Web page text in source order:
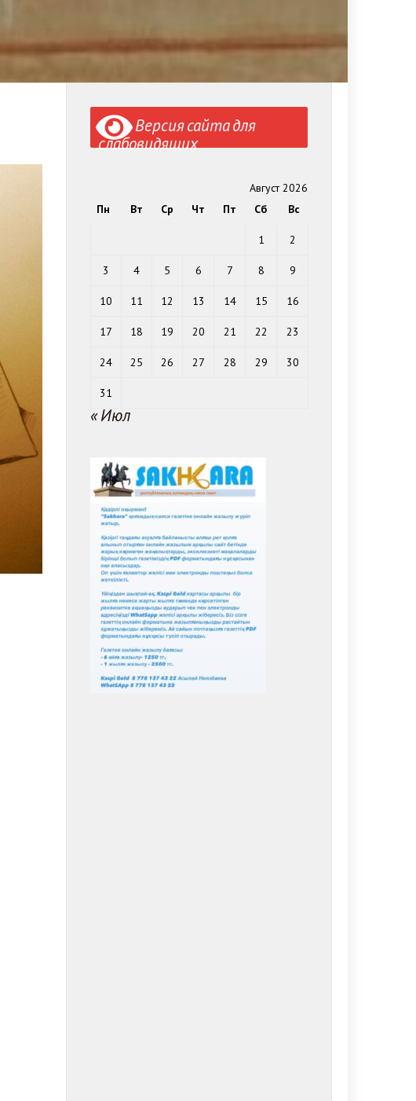
Версия сайта для
слабовидящих
Август 2026
Пн
Вт Ср Чт Пт Сб Вс
1 2
3 4 5 6 7 8 9
10 11 12 13 14 15 16
17 18 19 20 21 22 23
24 25 26 27 28 29 30
31
« Июл